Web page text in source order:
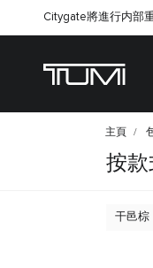
Citygate將進行内部
主頁
按款
干邑棕